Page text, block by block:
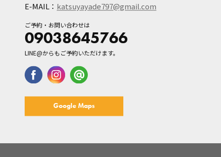
E-MAIL： katsuyayade797@gmail.com
ご予約・お問い合わせは
09038645766
LINE@からもご予約いただけます。
Google Maps